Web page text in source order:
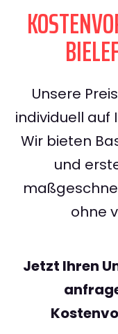
Unsere
individuell auf
Wir bieten
und
ohne
Jetzt Ihren